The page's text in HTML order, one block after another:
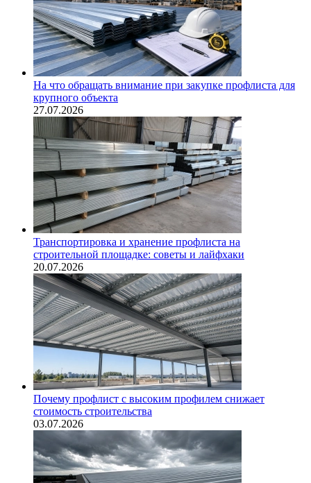
На что обращать внимание при закупке профлиста для
крупного объекта
27.07.2026
Транспортировка и хранение профлиста на
строительной площадке: советы и лайфхаки
20.07.2026
Почему профлист с высоким профилем снижает
стоимость строительства
03.07.2026